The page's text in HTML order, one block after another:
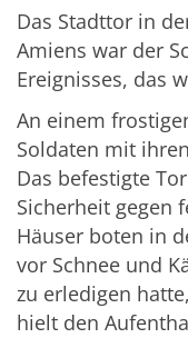
Das Stadttor in
Amiens war der
Ereignisses, das
An einem
Soldaten mit
Das befestigte
Sicherheit gegen
Häuser boten in
vor Schnee und
zu erledigen
hielt den